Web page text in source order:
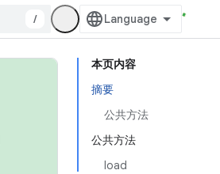
/
本页内容
摘要
公共方法
公共方法
load